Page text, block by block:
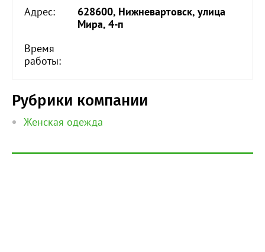
Адрес:
628600, Нижневартовск, улица
Мира, 4-п
Время
работы:
Рубрики компании
Женская одежда